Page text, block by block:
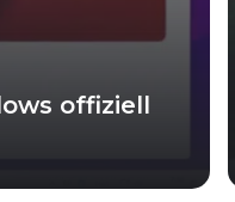
offiziell